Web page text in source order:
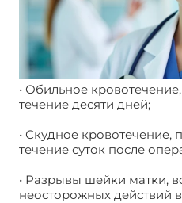
• Обильное
течение десяти дней;
• Скудное кровотечение,
течение суток после
• Разрывы шейки матки,
неосторожных действий